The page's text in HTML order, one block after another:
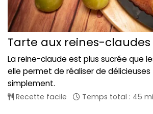
Tarte aux reines-claudes
La reine-claude est plus sucrée que
elle permet de réaliser de
simplement.
Recette facile Temps total : 45